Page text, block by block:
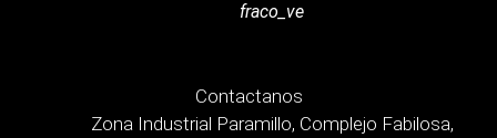
fraco_ve
Contactanos
Zona Industrial Paramillo, Complejo Fabilosa,